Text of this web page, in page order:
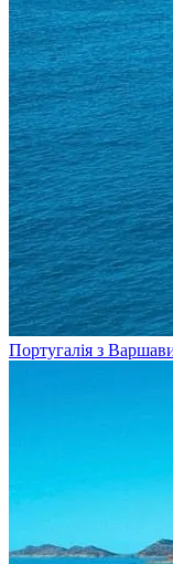
Португалія з